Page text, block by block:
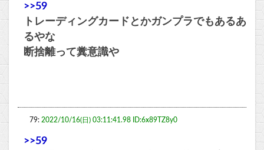
>>59
トレーディングカードとかガンプラでもあるあ
るやな
断捨離って糞意識や
79: 2022/10/16(日) 03:11:41.98 ID:6x89TZ8y0
>>59